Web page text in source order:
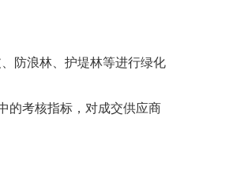
防浪林、护堤林等进行绿化
的考核指标，对成交供应商